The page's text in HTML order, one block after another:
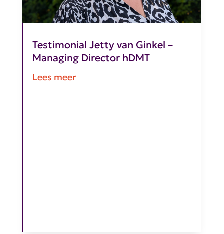
Testimonial Jetty van Ginkel –
Managing Director hDMT
Lees meer